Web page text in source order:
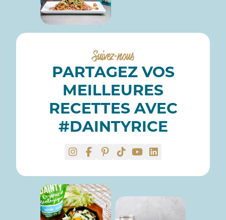
Suivez-nous
PARTAGEZ VOS
MEILLEURES
RECETTES AVEC
#DAINTYRICE